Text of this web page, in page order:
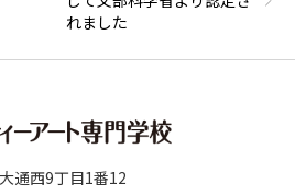
れました
通西9丁目1番12